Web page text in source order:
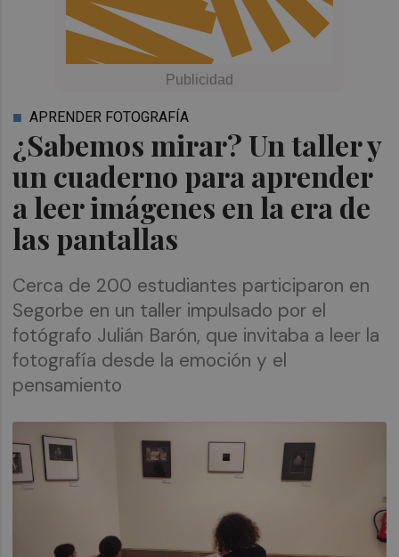
¿Sabemos mirar? Un taller y
un cuaderno para aprender
a leer imágenes en la era de
las pantallas
APRENDER FOTOGRAFÍA
Cerca de 200 estudiantes participaron en
Segorbe en un taller impulsado por el
fotógrafo Julián Barón, que invitaba a leer la
fotografía desde la emoción y el
pensamiento